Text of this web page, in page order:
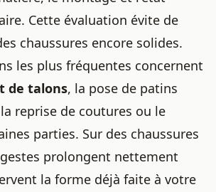
Cette évaluation évite de
chaussures encore solides.
les plus fréquentes concernent
de talons, la pose de patins
reprise de coutures ou le
parties. Sur des chaussures
prolongent nettement
la forme déjà faite à votre